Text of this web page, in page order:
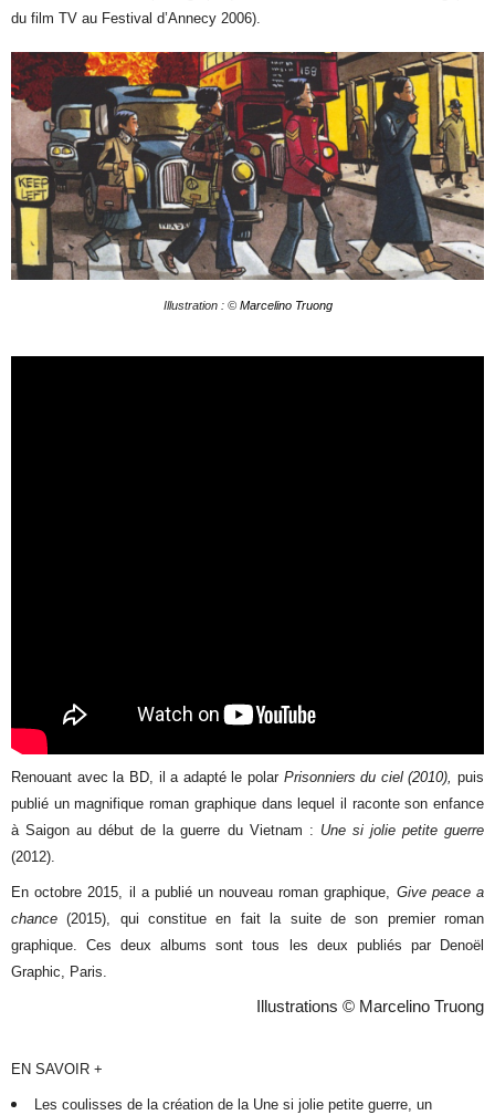
du film TV au Festival d’Annecy 2006).
Illustration : © Marcelino Truong
Renouant avec la BD, il a adapté le polar Prisonniers du ciel(2010) puis
publié un magnifique roman graphique dans lequel il raconte son enfance
à Saigon au début de la guerre du Vietnam : Une si jolie petite guerre
(2012).
En octobre 2015, il a publié un nouveau roman graphique, Give peace a
chance (2015), qui constitue en fait la suite de son premier roman
graphique. Ces deux albums sont tous les deux publiés par Denoël
Graphic, Paris.
Illustrations © Marcelino Truong
EN SAVOIR +
Les coulisses de la création de la Une si jolie petite guerre, un